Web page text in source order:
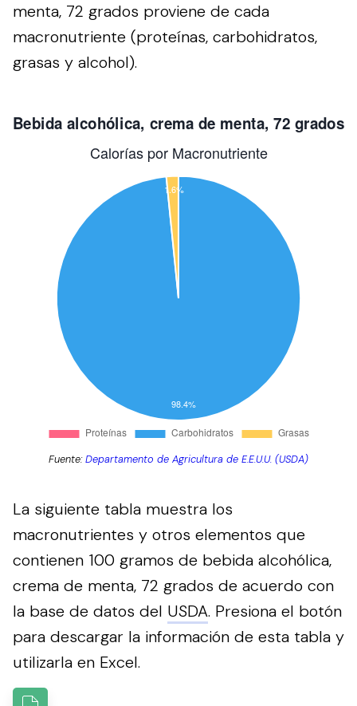
menta, 72 grados proviene de cada
macronutriente (proteínas, carbohidratos,
grasas y alcohol).
Fuente:Departamento de Agricultura de E.E.U.U. (USDA)
La siguiente tabla muestra los
macronutrientes y otros elementos que
contienen 100 gramos de bebida alcohólica,
crema de menta, 72 grados de acuerdo con
la base de datos del USDA. Presiona el botón
para descargar la información de esta tabla y
utilizarla en Excel.